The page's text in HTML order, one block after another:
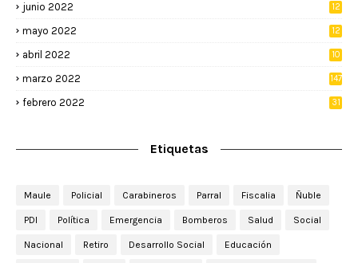
junio 2022
12
mayo 2022
12
abril 2022
10
marzo 2022 147
febrero 2022 31
Etiquetas
Maule Policial Carabineros Parral Fiscalia Ñuble
PDI Política Emergencia Bomberos Salud Social
Nacional Retiro Desarrollo Social Educación